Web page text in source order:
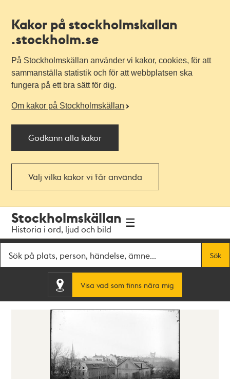
Kakor på stockholmskallan
.stockholm.se
På Stockholmskällan använder vi kakor, cookies, för att
sammanställa statistik och för att webbplatsen ska
fungera på ett bra sätt för dig.
Om kakor på Stockholmskällan
Godkänn alla kakor
Välj vilka kakor vi får använda
navigationen
huvudinnehållet
Stockholmskällan
Historia i ord, ljud och bild
Sök
Visa vad som finns nära mig